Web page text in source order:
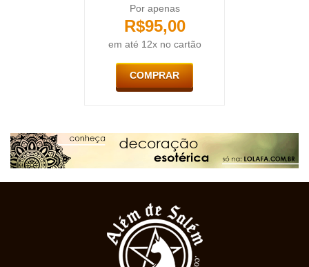
Por apenas
R$95,00
em até 12x no cartão
COMPRAR